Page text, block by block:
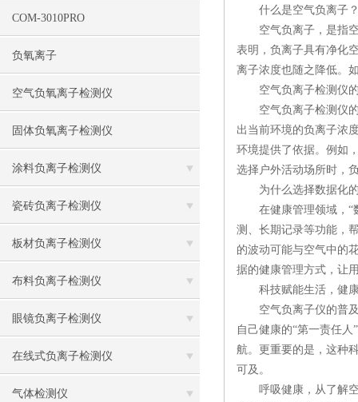
COM-3010PRO
负氧离子
空气负氧离子检测仪
固体负氧离子检测仪
涂料负离子检测仪
瓷砖负离子检测仪
板材负离子检测仪
布料负离子检测仪
眼镜负离子检测仪
在线式负离子检测仪
气体检测仪
什么是空气负离子
空气负离子，是指空
表明，负离子具有净化
离子浓度也随之降低。
空气负离子检测仪的
空气负离子检测仪的
出当前环境的负离子浓
环境提供了依据。例如
选择户外活动场所时，
为什么选择数据化的
在健康管理领域，“数
测、长期记录等功能，
的波动可能与空气中的
据的健康管理方式，让
科技赋能生活，健康
空气负离子仪的普及
自己健康的“第一责任
航。更重要的是，这种
可及。
呼吸健康，从了解空